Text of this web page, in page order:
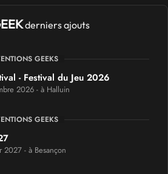
derniers ajouts
GEEKS
- Festival du Jeu 2026
2026 - à Halluin
GEEKS
- à Besançon